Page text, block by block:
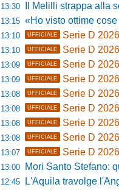
13:30 Il Melilli strappa alla
13:15 «Ho visto ottime cose contro una
13:10 UFFICIALE Serie D
13:10 UFFICIALE Serie D
13:09 UFFICIALE Serie D
13:09 UFFICIALE Serie D
13:08 UFFICIALE Serie D
13:08 UFFICIALE Serie D
13:08 UFFICIALE Serie D
13:08 UFFICIALE Serie D
13:07 UFFICIALE Serie D
13:00 Mori Santo Stefano:
12:45 L'Aquila travolge l'Angizia